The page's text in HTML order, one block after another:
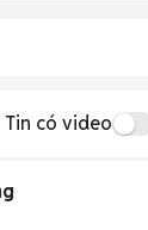
Tin có video